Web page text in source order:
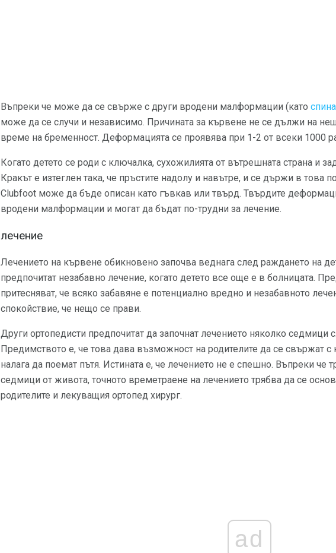
Въпреки че може да се свърже с други вродени малформации (като
може да се случи и независимо. Причината за кървене не се дължи на
време на бременност. Деформацията се проявява при 1-2 от всеки 1000
Когато детето се роди с ключалка, сухожилията от вътрешната страна и
Кракът е изтеглен така, че пръстите надолу и навътре, и се държи в това
Clubfoot може да бъде описан като гъвкав или твърд. Твърдите
вродени малформации и могат да бъдат по-трудни за лечение.
лечение
Лечението на кървене обикновено започва веднага след раждането на
предпочитат незабавно лечение, когато детето все още е в болницата.
притесняват, че всяко забавяне е потенциално вредно и незабавното
спокойствие, че нещо се прави.
Други ортопедисти предпочитат да започнат лечението няколко седмици
Предимството е, че това дава възможност на родителите да се свържат с
налага да поемат пътя. Истината е, че лечението не е спешно. Въпреки че
седмици от живота, точното времетраене на лечението трябва да се
родителите и лекуващия ортопед хирург.
ad